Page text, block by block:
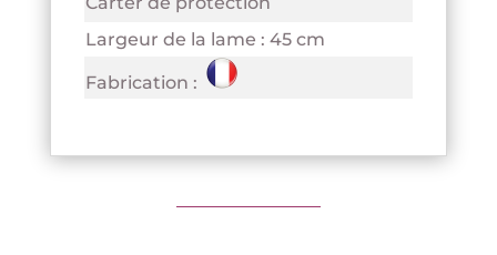
Largeur de la lame : 45 cm
Fabrication :